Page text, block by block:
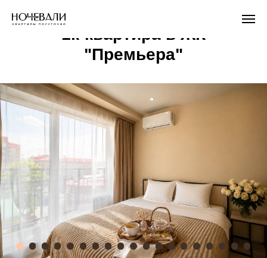
1к-квартира в ЖК
"Премьера"
Стоимость от 4 000р/сутки*
Залоговый депозит 5 000р**
Забронировать